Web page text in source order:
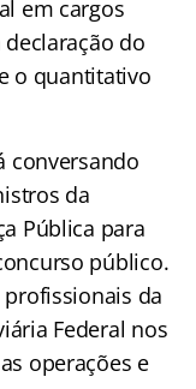
em cargos
do
o quantitativo
conversando
da
Pública para
público.
da
Federal nos
operações e